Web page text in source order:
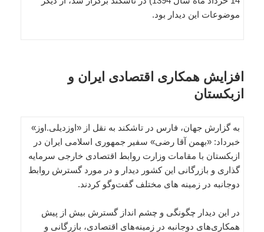
موضوعات این دیدار بود.
افزایش همکاری اقتصادی ایران و
ازبکستان
به گزارش جهان، فارس در تاشکند به نقل از «اوزدیلی.اوز»
خبرداد: «بهمن آقا رضی» سفیر جمهوری اسلامی ایران در
ازبکستان با مقامات وزارت روابط اقتصادی خارجی سرمایه
گذاری و بازرگانی این کشور دیدار و در مورد گسترش روابط
دوجانبه‌ در زمینه های مختلف گفت‌وگو کردند.
در این دیدار چگونگی و چشم انداز گسترش بیش از پیش
همکاری‌های دوجانبه در زمینه‌های اقتصادی، بازرگانی و